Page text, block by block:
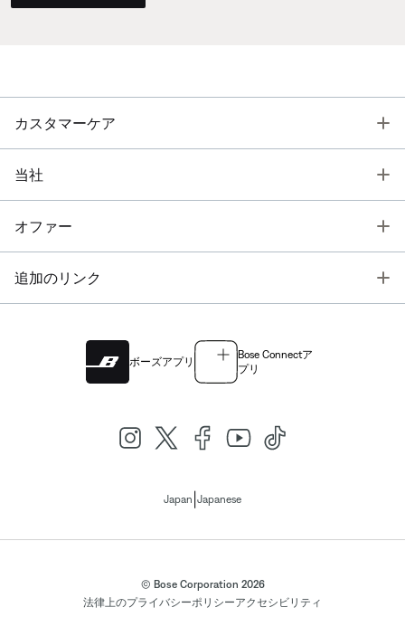
カスタマーケア
当社
オファー
追加のリンク
ボーズアプリ
Bose Connectア
プリ
Japan Japanese
© Bose Corporation 2026
法律上のプライバシーポリシーアクセシビリティ